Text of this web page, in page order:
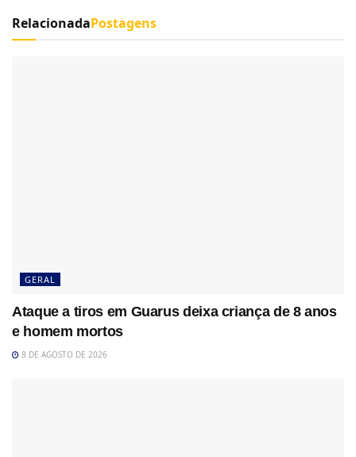
RelacionadaPostagens
GERAL
Ataque a tiros em Guarus deixa criança de 8 anos
e homem mortos
8 DE AGOSTO DE 2026